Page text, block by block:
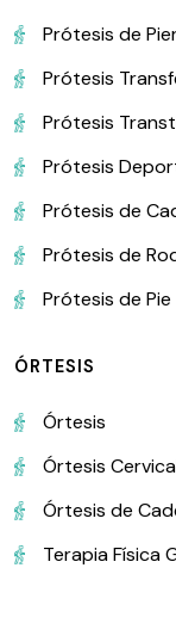
Prótesis de
Prótesis
Prótesis
Prótesis
Prótesis de
Prótesis de
Prótesis de Pie
ÓRTESIS
Órtesis
Órtesis
Órtesis de
Terapia Física